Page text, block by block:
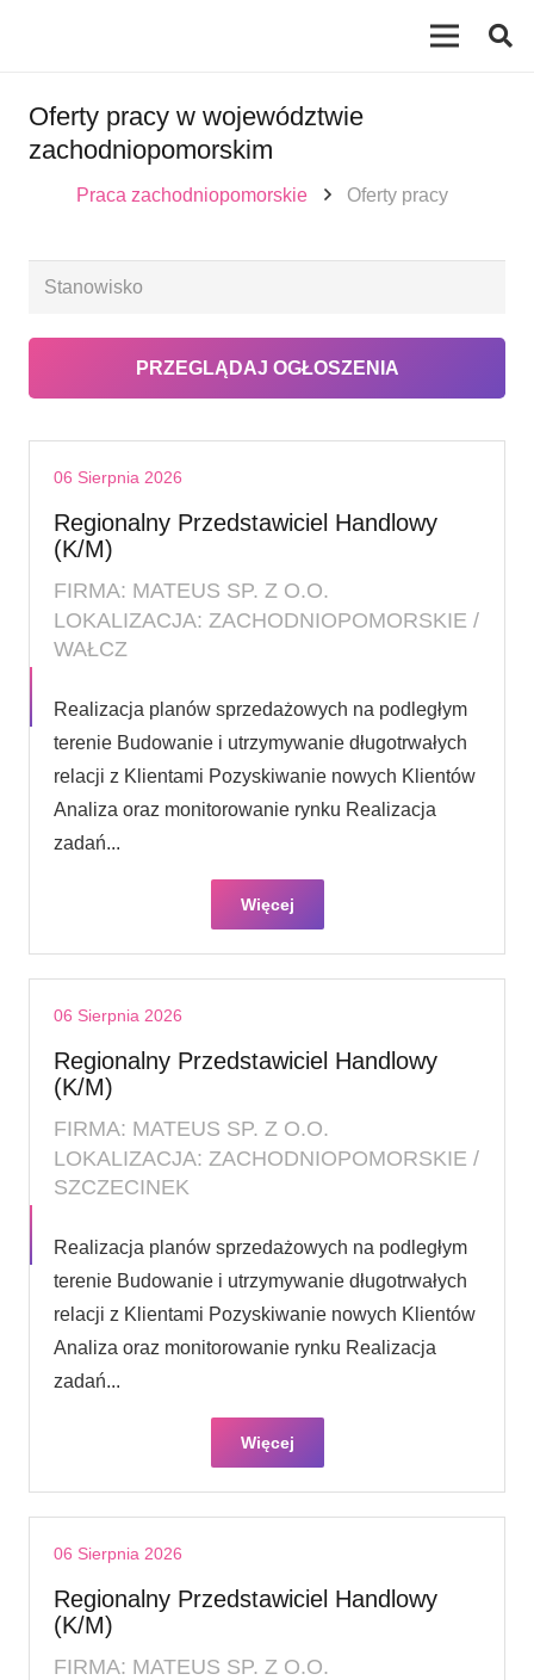
Oferty pracy w województwie
zachodniopomorskim
Praca zachodniopomorskie Oferty pracy
06 Sierpnia 2026
Regionalny Przedstawiciel Handlowy
(K/M)
FIRMA: MATEUS SP. Z O.O.
LOKALIZACJA: ZACHODNIOPOMORSKIE /
WAŁCZ
Realizacja planów sprzedażowych na podległym
terenie Budowanie i utrzymywanie długotrwałych
relacji z Klientami Pozyskiwanie nowych Klientów
Analiza oraz monitorowanie rynku Realizacja
zadań...
Więcej
06 Sierpnia 2026
Regionalny Przedstawiciel Handlowy
(K/M)
FIRMA: MATEUS SP. Z O.O.
LOKALIZACJA: ZACHODNIOPOMORSKIE /
SZCZECINEK
Realizacja planów sprzedażowych na podległym
terenie Budowanie i utrzymywanie długotrwałych
relacji z Klientami Pozyskiwanie nowych Klientów
Analiza oraz monitorowanie rynku Realizacja
zadań...
Więcej
06 Sierpnia 2026
Regionalny Przedstawiciel Handlowy
(K/M)
FIRMA: MATEUS SP. Z O.O.